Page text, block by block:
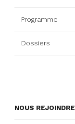
Programme
Dossiers
NOUS REJOINDRE